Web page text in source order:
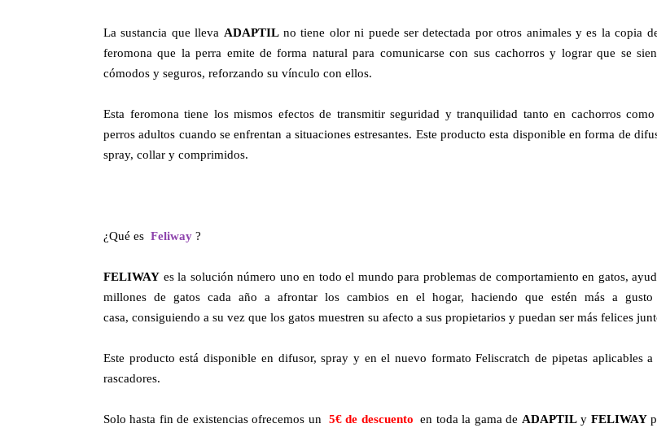
La sustancia que lleva ADAPTILno tiene olor ni puede ser detectada por otros animales y es la copia
feromona que la perra emite de forma natural para comunicarse con sus cachorros y lograr que se
cómodos y seguros, reforzando su vínculo con ellos.
Esta feromona tiene los mismos efectos de transmitir seguridad y tranquilidad tanto en cachorros
perros adultos cuando se enfrentan a situaciones estresantes. Este producto esta disponible en forma de
spray, collar y comprimidos.
¿Qué es Feliway ?
FELIWAY es la solución número uno en todo el mundo para problemas de comportamiento en gatos,
millones de gatos cada año a afrontar los cambios en el hogar, haciendo que estén más a gusto
casa, consiguiendo a su vez que los gatos muestren su afecto a sus propietarios y puedan ser más felices
Este producto está disponible en difusor, spray y en el nuevo formato Feliscratch de pipetas aplicables a
rascadores.
Solo hasta fin de existencias ofrecemos un 5€ de descuento en toda la gama de ADAPTILy FELIWAY